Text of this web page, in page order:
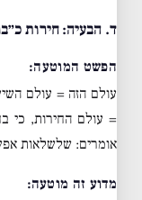
ד. הבעיה: חירות
הפשט המוטעה:
עולם הזה = עולם
= עולם החירות, כי
אומרים: שלשלאות
מדוע זה מוטעה: